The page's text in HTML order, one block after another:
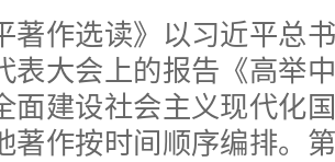
作选读》以习近平总书
表大会上的报告《高举
面建设社会主义现代化
著作按时间顺序编排。